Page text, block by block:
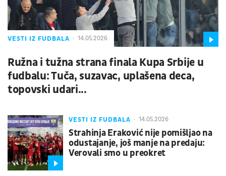
VESTI IZ FUDBALA 14.05.2026
Ružna i tužna strana finala Kupa Srbije u
fudbalu: Tuča, suzavac, uplašena deca,
topovski udari...
VESTI IZ FUDBALA 14.05.2026
Strahinja Eraković nije pomišljao na
odustajanje, još manje na predaju:
Verovali smo u preokret